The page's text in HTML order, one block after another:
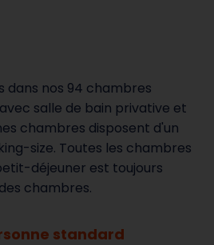
dans nos 94 chambres
salle de bain privative et
chambres disposent d'un
size. Toutes les chambres
déjeuner est toujours
chambres.
standard